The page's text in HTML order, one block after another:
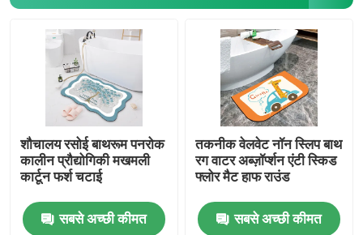
शौचालय रसोई बाथरूम पनरोक
कालीन प्रौद्योगिकी मखमली
कार्टून फर्श चटाई
सबसे अच्छी कीमत
तकनीक वेलवेट नॉन स्लिप बाथ
रग वाटर अब्ज़ॉर्प्शन एंटी स्किड
फ्लोर मैट हाफ राउंड
सबसे अच्छी कीमत